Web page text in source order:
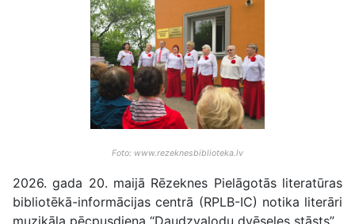
Foto: www.rezeknesbiblioteka.lv
2026. gada 20. maijā Rēzeknes Pielāgotās literatūras
bibliotēkā-informācijas centrā (RPLB-IC) notika literāri
muzikāla pēcpusdiena “Daudzvalodu dvēseles stāsts”.